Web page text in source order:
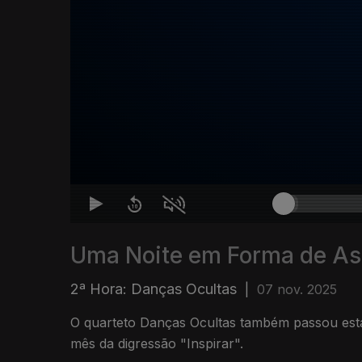
Uma Noite em Forma de
2ª Hora: Danças Ocultas 07 nov. 2025
O quarteto Danças Ocultas também passou esta noite na A1. Novembro é
mês da digressão "Inspirar".